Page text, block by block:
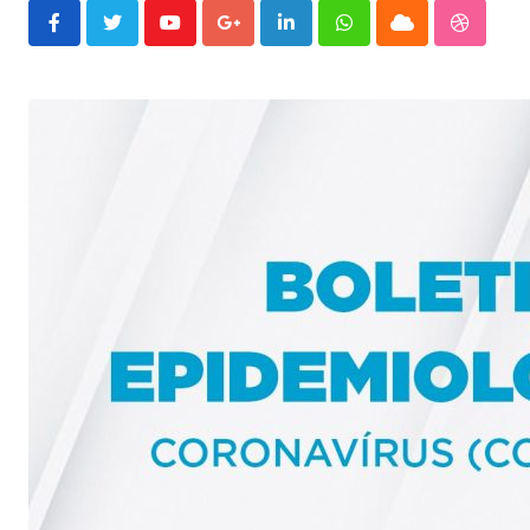
YoutubeGoogle+LinkedInWhatsappCloud